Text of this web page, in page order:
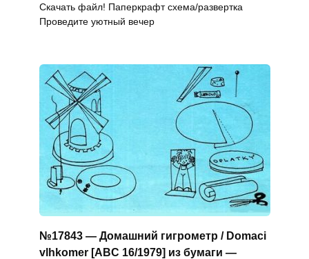
Скачать файл! Паперкрафт схема/развертка
Проведите уютный вечер
№17843 — Домашний гигрометр / Domaci
vlhkomer [ABC 16/1979] из бумаги —